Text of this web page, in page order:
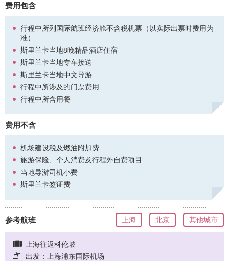
常便利。
【起价说明】
或6人同行，且基于2人共用一间房核算的单人参考价。
网站所示为淡季参考起价，具体将根据您的出行日期、地
点、人数、所选酒店和交通类型以及附加服务等不同而有所
差别。
个性路线定制，专业旅行顾问将1对1为您提供咨询服务，并
费用包含
行程中所列国际航班经济舱不含税机票（以实际出票时费用为
准）
斯里兰卡当地8晚精品酒店住宿
斯里兰卡当地专车接送
斯里兰卡当地中文导游
行程中所涉及的门票费用
行程中所含用餐
费用不含
机场建设税及燃油附加费
旅游保险、个人消费及行程外自费项目
当地导游司机小费
斯里兰卡签证费
参考航班 上海 北京 其他城市
上海往返科伦坡
出发：上海浦东国际机场